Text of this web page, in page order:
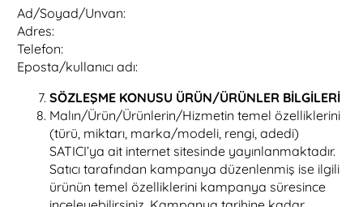
Ad/Soyad/Unvan:
Adres:
Telefon:
Eposta/kullanıcı adı:
SÖZLEŞME KONUSU ÜRÜN/ÜRÜNLER BİLGİLERİ
Malın/Ürün/Ürünlerin/Hizmetin temel özelliklerini
(türü, miktarı, marka/modeli, rengi, adedi)
SATICI’ya ait internet sitesinde yayınlanmaktadır.
Satıcı tarafından kampanya düzenlenmiş ise ilgili
ürünün temel özelliklerini kampanya süresince